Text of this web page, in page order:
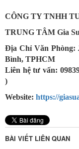
CÔNG TY TNHH
TRUNG TÂM Gia
Địa Chỉ Văn Phòng:
Bình, TPHCM
Liên hệ tư vấn:
)
Website: https://
BÀI VIẾT LIÊN QUAN